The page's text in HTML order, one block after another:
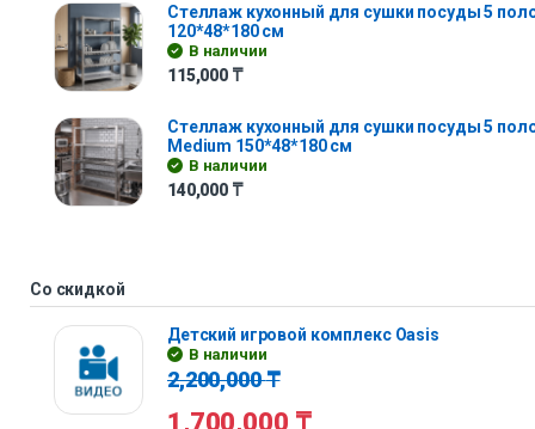
Стеллаж кухонный для сушки посуды 5
120*48*180 см
В наличии
115,000 ₸
Стеллаж кухонный для сушки посуды 5
Medium 150*48*180 см
В наличии
140,000 ₸
Со скидкой
Детский игровой комплекс Oasis
В наличии
2,200,000₸
1,700,000 ₸